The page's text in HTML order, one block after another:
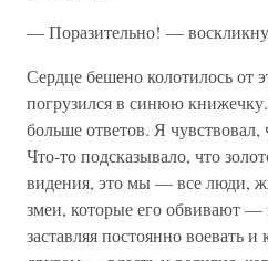
— Поразительно! —
Сердце бешено колотилось от
погрузился в синюю
больше ответов. Я чувствовал,
Что-то подсказывало, что
видения, это мы — все люди,
змеи, которые его обвивают —
заставляя постоянно воевать